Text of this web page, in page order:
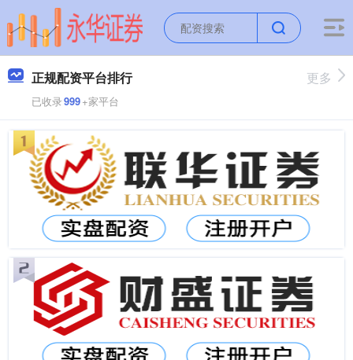
正规配资平台排行
已收录999+家平台
更多